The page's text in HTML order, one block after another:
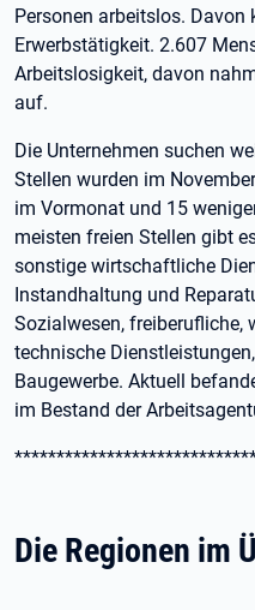
Personen arbeitslos.
Erwerbstätigkeit. 2.607
Arbeitslosigkeit, davon
auf.
Die Unternehmen suchen
Stellen wurden im
im Vormonat und 15
meisten freien Stellen gibt
sonstige wirtschaftliche
Instandhaltung und
Sozialwesen, freiberufliche,
technische
Baugewerbe. Aktuell
im Bestand der
Die Regionen im